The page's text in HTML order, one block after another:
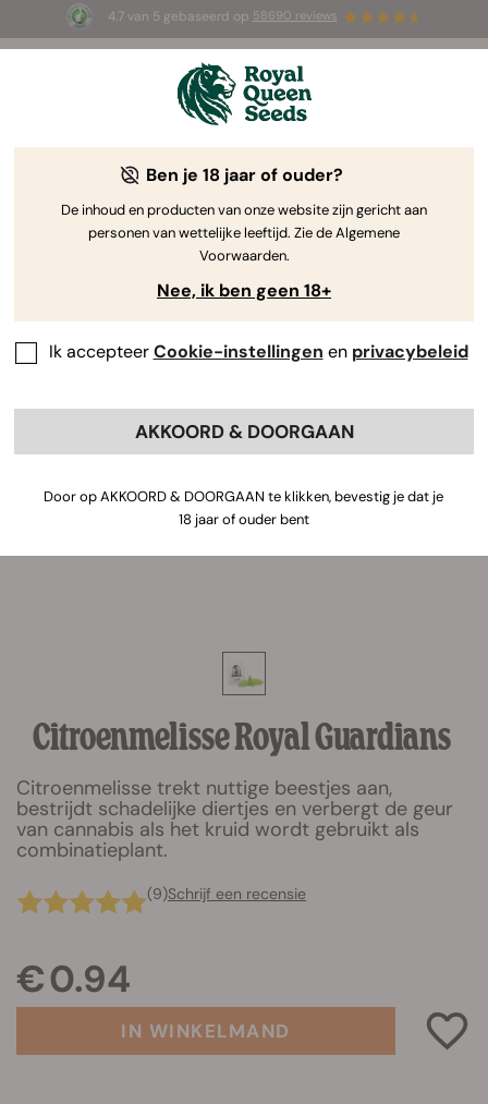
4.7 van 5 gebaseerd op 58690 reviews
3 White Widow Auto zaadjesGRATIS voor de
Citroenmelisse Royal Guardians
Citroenmelisse trekt nuttige beestjes aan,
bestrijdt schadelijke diertjes en verbergt de geur
van cannabis als het kruid wordt gebruikt als
combinatieplant.
(9)Schrijf een recensie
€ 0.94
IN WINKELMAND
Ben je 18 jaar of ouder?
De inhoud en producten van onze website zijn gericht aan
personen van wettelijke leeftijd. Zie de Algemene
Voorwaarden.
Nee, ik ben geen 18+
Ik accepteerCookie-instellingen en privacybeleid
AKKOORD & DOORGAAN
Door op AKKOORD & DOORGAAN te klikken, bevestig je dat je
18 jaar of ouder bent